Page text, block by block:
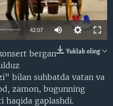
42:07
Yuklab oling
bergan
bilan suhbatda vatan va
zamon, bugunning
haqida gaplashdi.